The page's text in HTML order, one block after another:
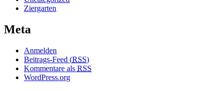
Ziergarten
Meta
Anmelden
Beitrags-Feed (RSS)
Kommentare als RSS
WordPress.org